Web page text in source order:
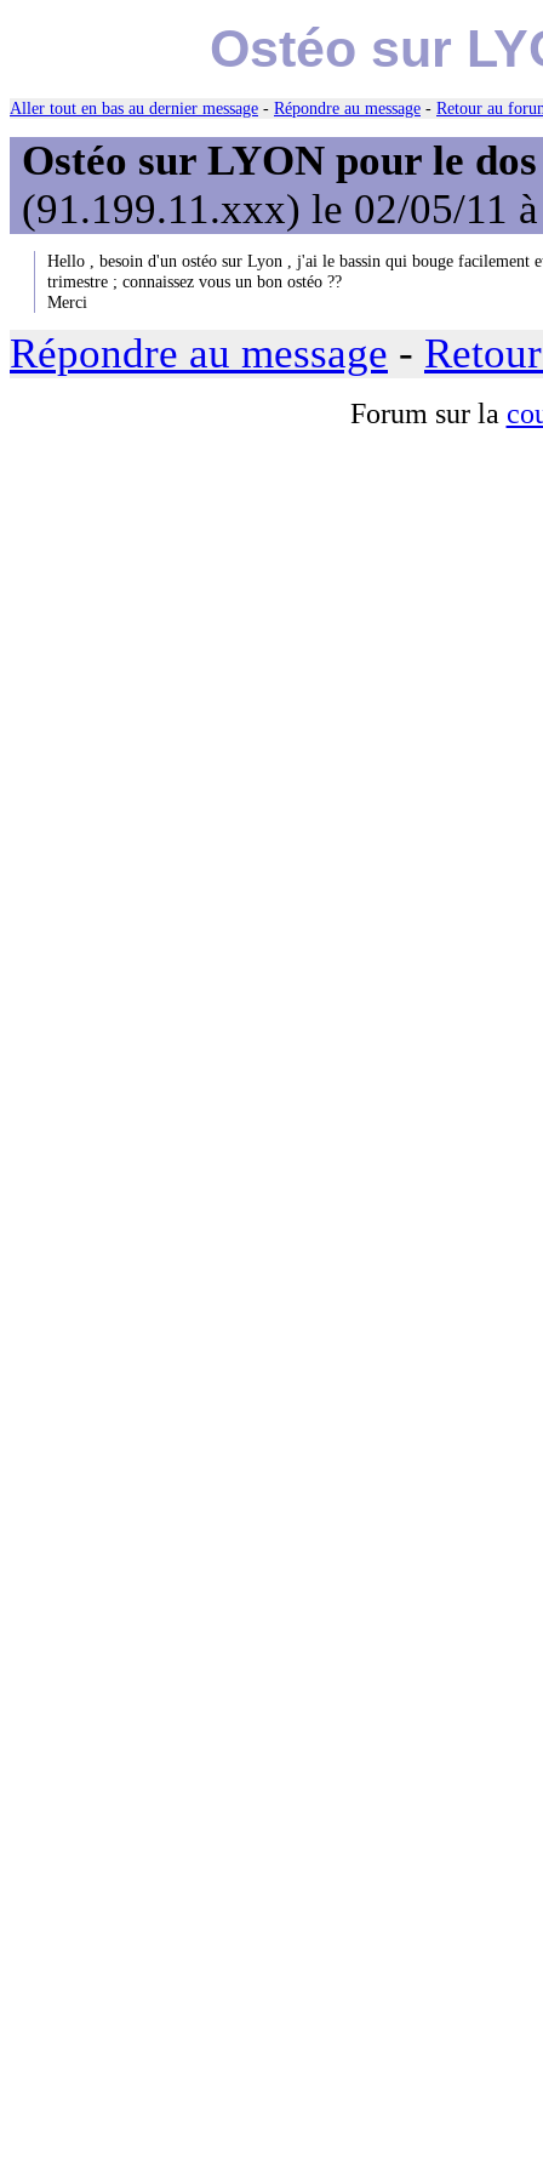
Ostéo sur
Aller tout en bas au dernier message - Répondre au message - Retour au
Ostéo sur LYON pour le
(91.199.11.xxx) le 02/05/11
Hello , besoin d'un ostéo sur Lyon , j'ai le bassin qui bouge facilement
trimestre ; connaissez vous un bon ostéo ??
Merci
Répondre au message -
Forum sur la